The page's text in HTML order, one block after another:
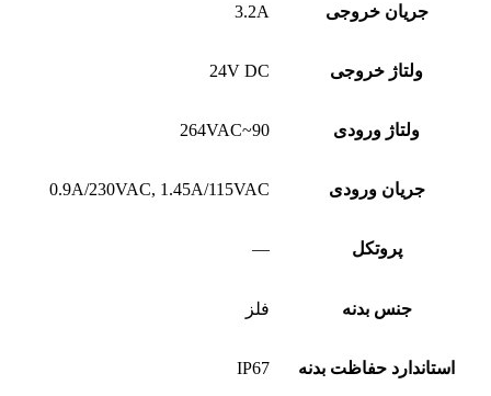
جریان خروجی 3.2A
ولتاژ خروجی 24V DC
ولتاژ ورودی 90~264VAC
جریان ورودی 0.9A/230VAC, 1.45A/115VAC
پروتکل —
جنس بدنه فلز
استاندارد حفاظت بدنه IP67